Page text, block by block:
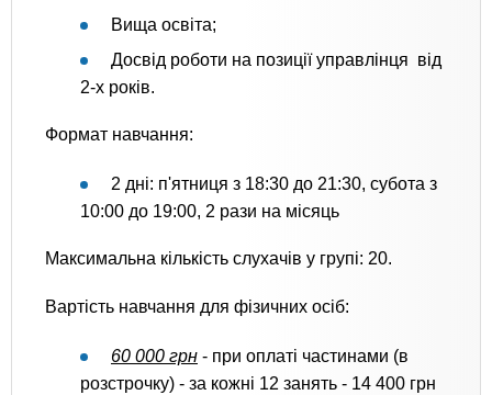
Вища освіта;
Досвід роботи на позиції управлінця від
2-х років.
Формат навчання:
2 дні: п'ятниця з 18:30 до 21:30, субота з
10:00 до 19:00, 2 рази на місяць
Максимальна кількість слухачів у групі: 20.
Вартість навчання для фізичних осіб:
60 000 грн - при оплаті частинами (в
розстрочку) - за кожні 12 занять - 14 400 грн